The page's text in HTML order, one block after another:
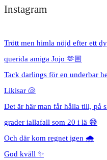
Instagram
Trött men himla nöjd efter ett
querida amiga Jojo 🫶🏼
Tack darlings för en underbar
Likisar 🐚
Det är här man får hålla till, på
grader iallafall som 20 i lä 😅
Och där kom regnet igen 🌧️
God kväll ✨